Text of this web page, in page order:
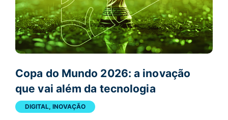
Copa do Mundo 2026: a inovação
que vai além da tecnologia
DIGITAL, INOVAÇÃO